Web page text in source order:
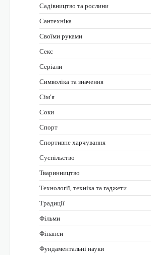
Садівництво та рослини
Сантехніка
Своїми руками
Секс
Серіали
Символіка та значення
Сім’я
Соки
Спорт
Спортивне харчування
Суспільство
Тваринництво
Технології, техніка та гаджети
Традиції
Фільми
Фінанси
Фундаментальні науки